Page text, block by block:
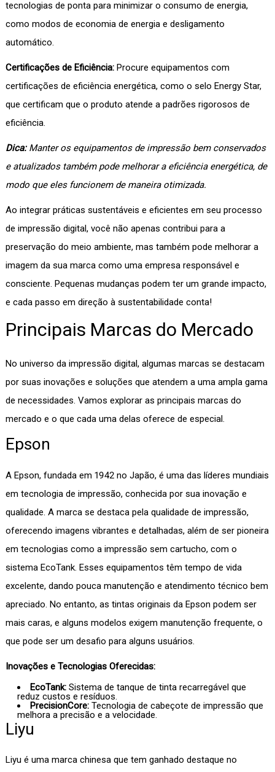
tecnologias de ponta para minimizar o consumo de energia,
como modos de economia de energia e desligamento
automático.
Certificações de Eficiência: Procure equipamentos com
certificações de eficiência energética, como o selo Energy Star,
que certificam que o produto atende a padrões rigorosos de
eficiência.
Dica: Manter os equipamentos de impressão bem conservados
e atualizados também pode melhorar a eficiência energética, de
modo que eles funcionem de maneira otimizada.
Ao integrar práticas sustentáveis e eficientes em seu processo
de impressão digital, você não apenas contribui para a
preservação do meio ambiente, mas também pode melhorar a
imagem da sua marca como uma empresa responsável e
consciente. Pequenas mudanças podem ter um grande impacto,
e cada passo em direção à sustentabilidade conta!
Principais Marcas do Mercado
No universo da impressão digital, algumas marcas se destacam
por suas inovações e soluções que atendem a uma ampla gama
de necessidades. Vamos explorar as principais marcas do
mercado e o que cada uma delas oferece de especial.
Epson
A Epson, fundada em 1942 no Japão, é uma das líderes mundiais
em tecnologia de impressão, conhecida por sua inovação e
qualidade. A marca se destaca pela qualidade de impressão,
oferecendo imagens vibrantes e detalhadas, além de ser pioneira
em tecnologias como a impressão sem cartucho, com o
sistema EcoTank. Esses equipamentos têm tempo de vida
excelente, dando pouca manutenção e atendimento técnico bem
apreciado. No entanto, as tintas originais da Epson podem ser
mais caras, e alguns modelos exigem manutenção frequente, o
que pode ser um desafio para alguns usuários.
Inovações e Tecnologias Oferecidas:
EcoTank: Sistema de tanque de tinta recarregável que
reduz custos e resíduos.
PrecisionCore: Tecnologia de cabeçote de impressão que
melhora a precisão e a velocidade.
Liyu
Liyu é uma marca chinesa que tem ganhado destaque no